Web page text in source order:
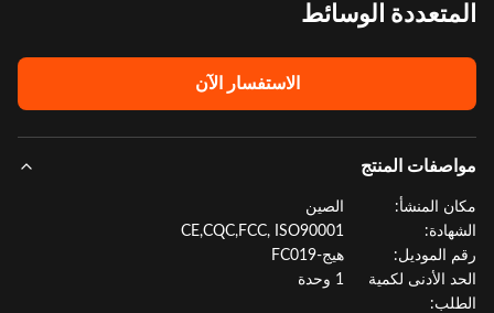
الوسائط
الاستفسار الآن
المنتج
المنشأ:
CE,CQC,FCC, ISO90001
الموديل:
الأدنى لكمية
1 وحدة